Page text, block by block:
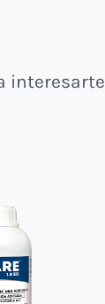
interesarte